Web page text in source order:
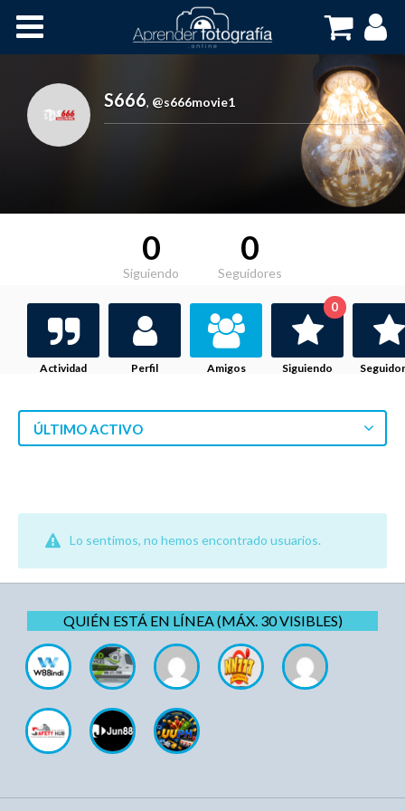
Cursos OnLine
S666, @s666movie1
0
Siguiendo
0
Seguidores
Actividad Perfil Amigos Siguiendo
0
ÚLTIMO ACTIVO
Lo sentimos, no hemos encontrado usuarios.
QUIÉN ESTÁ EN LÍNEA (MÁX. 30 VISIBLES)